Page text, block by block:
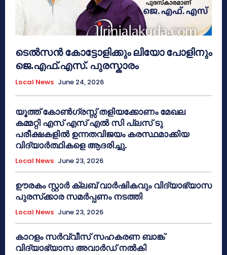
ടെൽസൻ കോട്ടോളിക്കും ലിയോ പോളിനും
ജെ.എഫ്.എസ്. പുരസ്കാരം
Local News June 24, 2026
യൂത്ത് കോൺഗ്രസ്സ് തളിയക്കോണം മേഖല
കമ്മറ്റി എസ് എസ് എൽ സി പ്ലസ് ടു
പരീക്ഷകളിൽ ഉന്നതവിജയം കരസ്ഥമാക്കിയ
വിദ്യാർത്ഥികളെ ആദരിച്ചു.
Local News June 23, 2026
ഊരകം സ്റ്റാർ ക്ലബ് വാർഷികവും വിദ്യാഭ്യാസ
പുരസ്‌ക്കാര സമർപ്പണം നടത്തി
Local News June 23, 2026
കാറളം സർവ്വീസ് സഹകരണ ബാങ്ക്
വിദ്യാഭ്യാസ അവാർഡ് നൽകി